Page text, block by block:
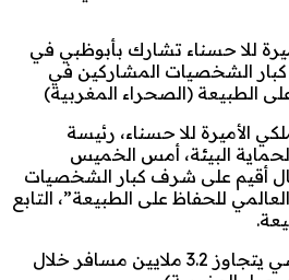
للا حسناء تشارك بأبوظبي في
الشخصيات المشاركين في
الطبيعة (الصحراء المغربية)
الأميرة للا حسناء، رئيسة
البيئة، أمس الخميس
أقيم على شرف كبار الشخصيات
للحفاظ على الطبيعة”، التابع
“مرحبا 2025”.. عبور قياسي يتجاوز 3.2 ملايين مسافر خلال